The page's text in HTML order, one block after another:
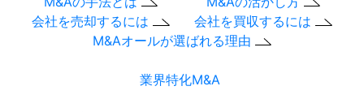
会社を売却するには
会社を買収するには
M&Aオールが選ばれる理由
業界特化M&A